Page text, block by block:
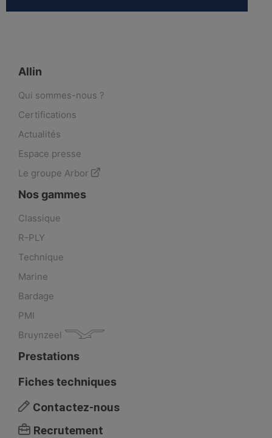
Allin
Qui sommes-nous ?
Certifications
Actualités
Espace presse
Le groupe Arbor
Nos gammes
Classique
R-PLY
Technique
Marine
Bardage
PMI
Bruynzeel
Prestations
Fiches techniques
Contactez-nous
Recrutement